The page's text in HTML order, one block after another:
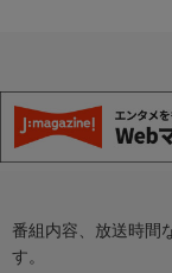
番組内容、放送時間
す。